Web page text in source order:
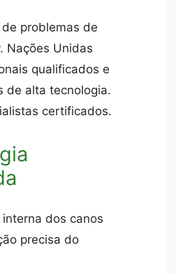
problemas de
Nações Unidas
qualificados e
de alta tecnologia.
certificados.
interna dos canos
precisa do